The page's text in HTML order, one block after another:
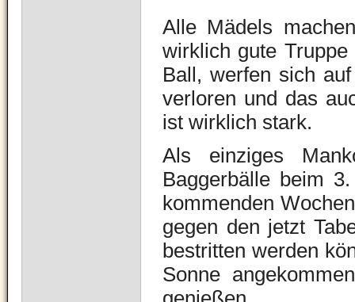
Alle Mädels
wirklich gute
Ball, werfen sich
verloren und das
ist wirklich stark.
Als einziges
Baggerbälle beim
kommenden
gegen den jetzt
bestritten werden
Sonne